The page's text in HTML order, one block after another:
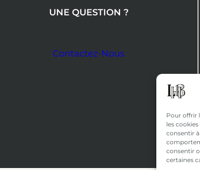
Pour offrir
les
consentir
consentir
certaines
UNE QUESTION ?
Contactez-Nous